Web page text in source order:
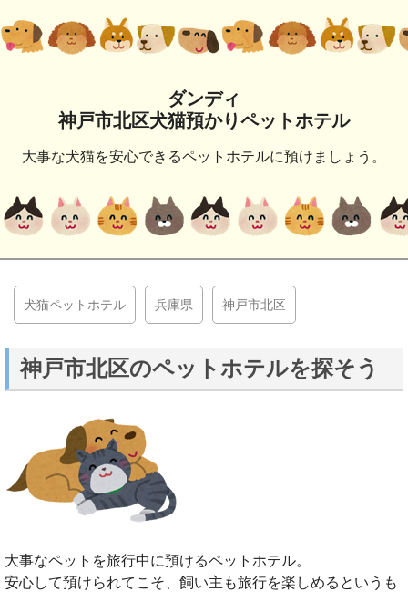
ダンディ
神戸市北区犬猫預かりペットホテル
大事な犬猫を安心できるペットホテルに預けましょう。
犬猫ペットホテル 兵庫県 神戸市北区
神戸市北区のペットホテルを探そう
大事なペットを旅行中に預けるペットホテル。
安心して預けられてこそ、飼い主も旅行を楽しめるというも